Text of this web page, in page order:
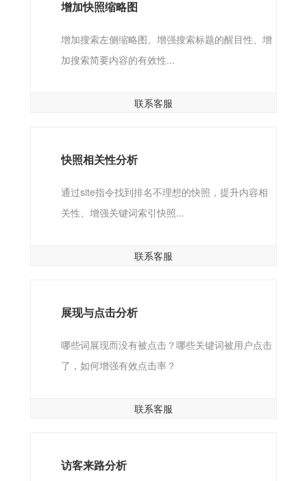
增加快照缩略图
增加搜索左侧缩略图、增强搜索标题的醒目性、增
加搜索简要内容的有效性...
联系客服
快照相关性分析
通过site指令找到排名不理想的快照，提升内容相
关性、增强关键词索引快照...
联系客服
展现与点击分析
哪些词展现而没有被点击？哪些关键词被用户点击
了，如何增强有效点击率？
联系客服
访客来路分析